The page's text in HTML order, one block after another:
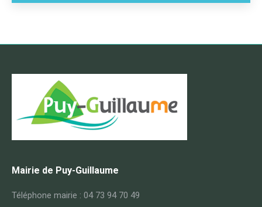
Mairie de Puy-Guillaume
Téléphone mairie : 04 73 94 70 49